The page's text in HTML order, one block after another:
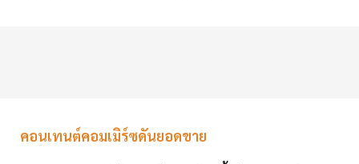
คอนเทนต์คอมเมิร์ซดันยอดขาย